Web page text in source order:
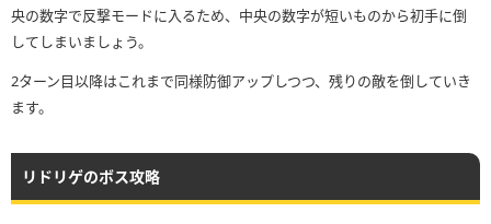
央の数字で反撃モードに入るため、中央の数字が短いものから初手に倒
してしまいましょう。
2ターン目以降はこれまで同様防御アップしつつ、残りの敵を倒していき
ます。
リドリゲのボス攻略